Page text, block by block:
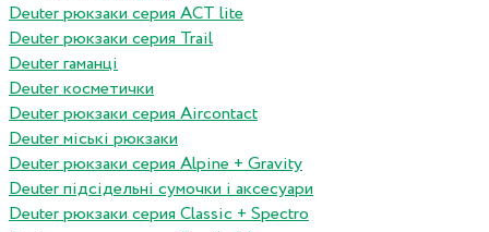
Deuter рюкзаки серия ACT lite
Deuter рюкзаки серия Trail
Deuter гаманці
Deuter косметички
Deuter рюкзаки серия Aircontact
Deuter міські рюкзаки
Deuter рюкзаки серия Alpine + Gravity
Deuter підсідельні сумочки і аксесуари
Deuter рюкзаки серия Classic + Spectro